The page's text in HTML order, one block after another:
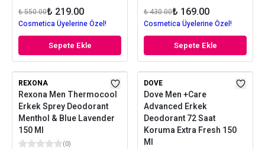
₺ 550.00₺ 219.00
Cosmetica Üyelerine Özel!
Sepete Ekle
₺ 430.00₺ 169.00
Cosmetica Üyelerine Özel!
Sepete Ekle
REXONA
Rexona Men Thermocool
Erkek Sprey Deodorant
Menthol & Blue Lavender
150 Ml
(0)
DOVE
Dove Men +Care
Advanced Erkek
Deodorant 72 Saat
Koruma Extra Fresh 150
Ml